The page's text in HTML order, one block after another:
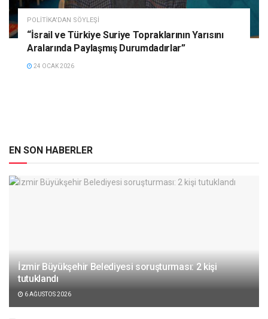
POLITIKA'DAN SÖYLEŞI
“İsrail ve Türkiye Suriye Topraklarının Yarısını
Aralarında Paylaşmış Durumdadırlar”
24 OCAK 2026
EN SON HABERLER
İzmir Büyükşehir Belediyesi soruşturması: 2 kişi
tutuklandı
6 AĞUSTOS 2026